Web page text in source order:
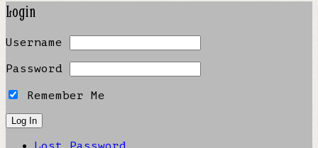
Login
Username
Password
Remember Me